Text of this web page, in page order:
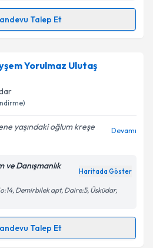
Talebini Gönder
Talep Et
Talebi
Betül Tarı Toruniçin
oluşturun. Size bu uzmandan
bir takvim hazırlandığında e-
ve kişisel verilerimin belirtilen
Talebini Gönder
Yorulmaz Ulutaş
yaşındaki oğlum kreşe
Devamı
ve Danışmanlık
Haritada Göster
Demirbilek apt, Daire:5, Üsküdar,
Talep Et
Talebi